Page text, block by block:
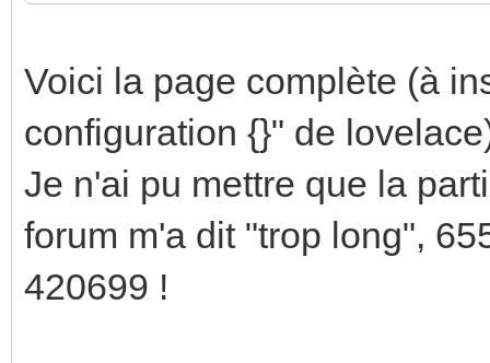
Voici la page complète (à
configuration {}" de
Je n'ai pu mettre que la
forum m'a dit "trop long",
420699 !